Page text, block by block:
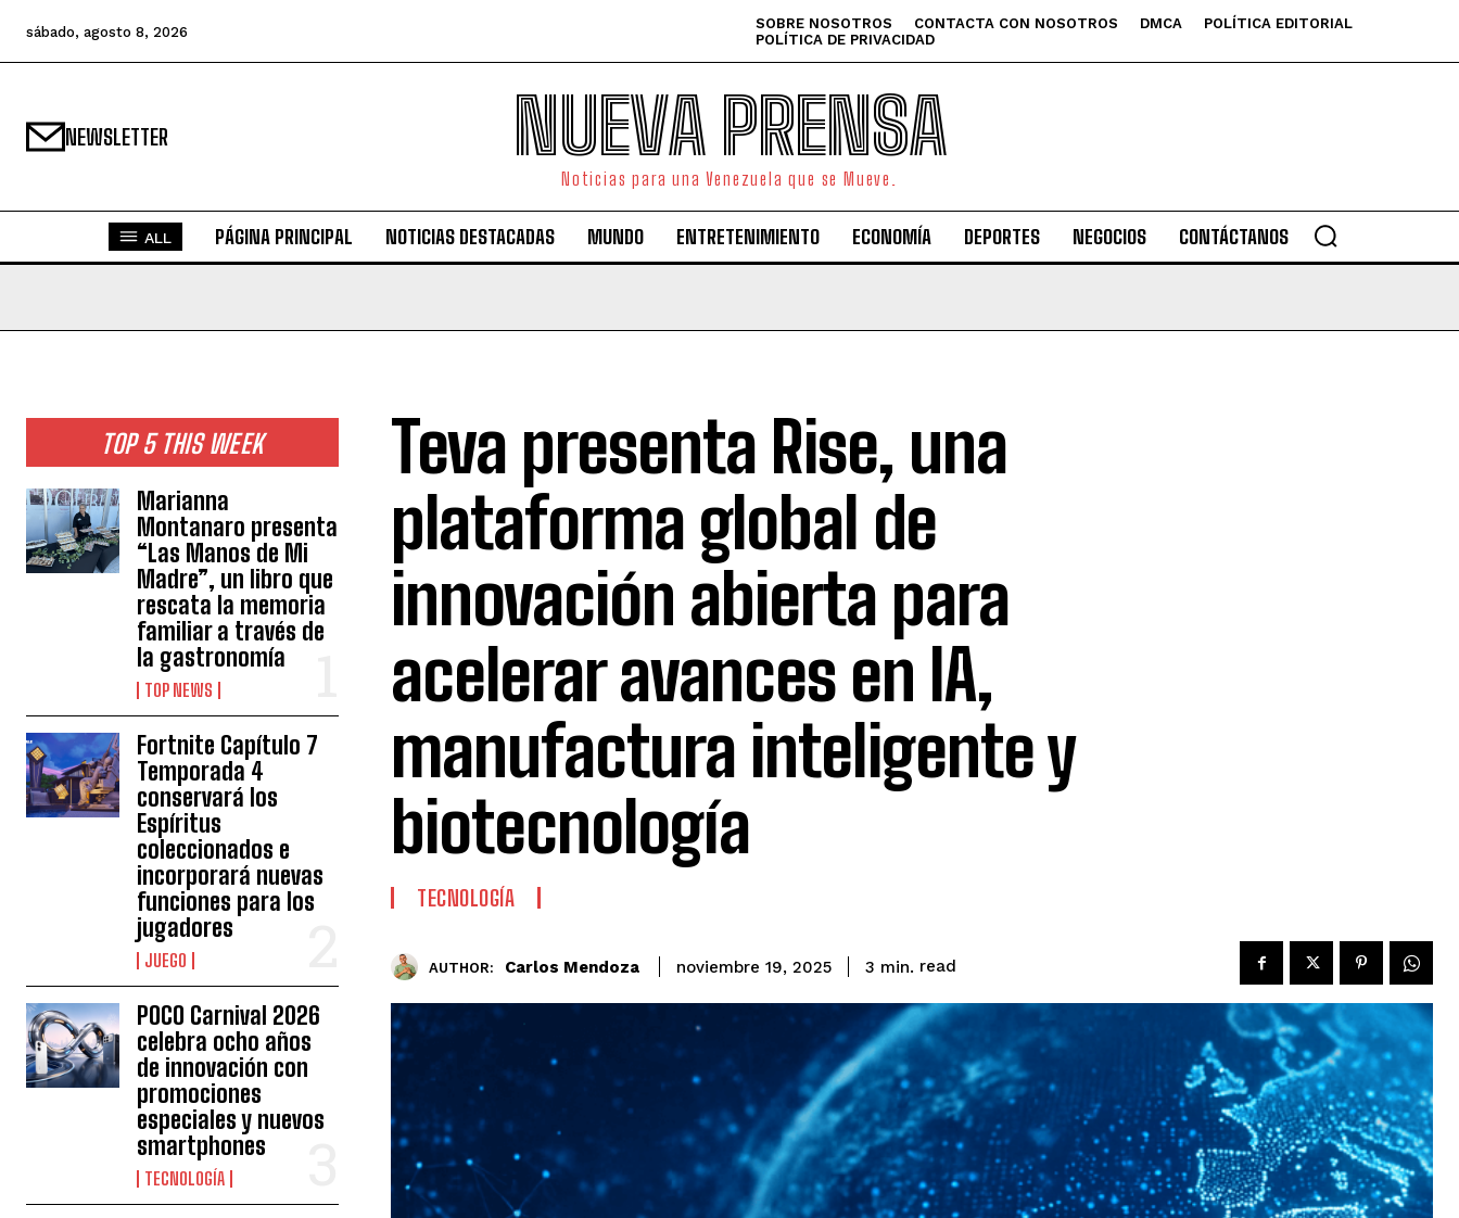
sábado, agosto 8, 2026 SOBRE NOSOTROS CONTACTA CON NOSOTROS DMCA
POLÍTICA EDITORIAL
POLÍTICA DE PRIVACIDAD
NEWSLETTER NUEVA PRENSA
Noticias para una Venezuela que se Mueve.
ALL PÁGINA PRINCIPAL NOTICIAS DESTACADAS MUNDO ENTRETENIMIENTO ECONOMÍA DEPORTES NEGOCIOS CONTÁCTANOS
TOP 5 THIS WEEK
Marianna
Montanaro presenta
“Las Manos de Mi
Madre”, un libro que
rescata la memoria
familiar a través de
la gastronomía
TOP NEWS
Fortnite Capítulo 7
Temporada 4
conservará los
Espíritus
coleccionados e
incorporará nuevas
funciones para los
jugadores
JUEGO
POCO Carnival 2026
celebra ocho años
de innovación con
promociones
especiales y nuevos
smartphones
TECNOLOGÍA
Teva presenta Rise, una
plataforma global de
innovación abierta para
acelerar avances en IA,
manufactura inteligente y
biotecnología
TECNOLOGÍA
AUTHOR: Carlos Mendoza noviembre 19, 2025 3 min. read